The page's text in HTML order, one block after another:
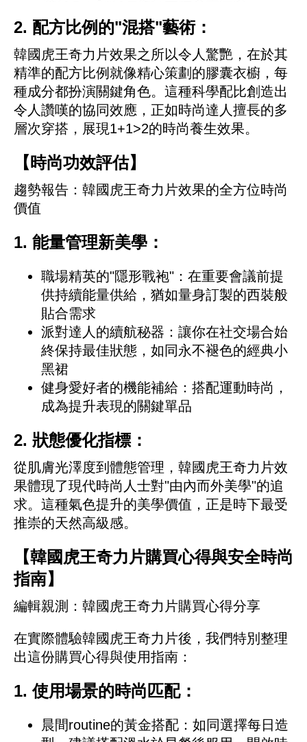
2. 配方比例的"混搭"藝術：
韓國虎王奇力片效果之所以令人驚艷，在於其
精準的配方比例就像精心策劃的膠囊衣櫥，每
種成分都扮演關鍵角色。這種科學配比創造出
令人讚嘆的協同效應，正如時尚達人擅長的多
層次穿搭，展現1+1>2的時尚養生效果。
【時尚功效評估】
趨勢報告：韓國虎王奇力片效果的全方位時尚
價值
1. 能量管理新美學：
職場精英的"隱形戰袍"：在重要會議前提
供持續能量供給，猶如量身訂製的西裝般
貼合需求
派對達人的續航秘器：讓你在社交場合始
終保持最佳狀態，如同永不褪色的經典小
黑裙
健身愛好者的機能補給：搭配運動時尚，
成為提升表現的關鍵單品
2. 狀態優化指標：
從肌膚光澤度到體態管理，韓國虎王奇力片效
果體現了現代時尚人士對"由內而外美學"的追
求。這種氣色提升的美學價值，正是時下最受
推崇的天然高級感。
【韓國虎王奇力片購買心得與安全時尚
指南】
編輯親測：韓國虎王奇力片購買心得分享
在實際體驗韓國虎王奇力片後，我們特別整理
出這份購買心得與使用指南：
1. 使用場景的時尚匹配：
晨間routine的黃金搭配：如同選擇每日造